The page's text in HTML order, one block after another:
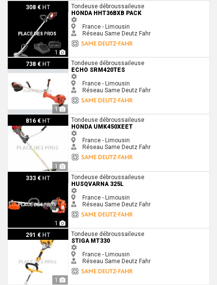
308 € HT
1
Honda HHT36BXB PACKTondeuse débroussaileuse
HONDA HHT36BXB PACK
France - Limousin
Réseau Same Deutz Fahr
738 € HT
1
Echo SRM420TES
Tondeuse débroussaileuse
ECHO SRM420TES
France - Limousin
Réseau Same Deutz Fahr
816 € HT
1
Honda UMK450XEET
Tondeuse débroussaileuse
HONDA UMK450XEET
France - Limousin
Réseau Same Deutz Fahr
333 € HT
1
Husqvarna 325L
Tondeuse débroussaileuse
HUSQVARNA 325L
France - Limousin
Réseau Same Deutz Fahr
291 € HT
1
Stiga MT330
Tondeuse débroussaileuse
STIGA MT330
France - Limousin
Réseau Same Deutz Fahr